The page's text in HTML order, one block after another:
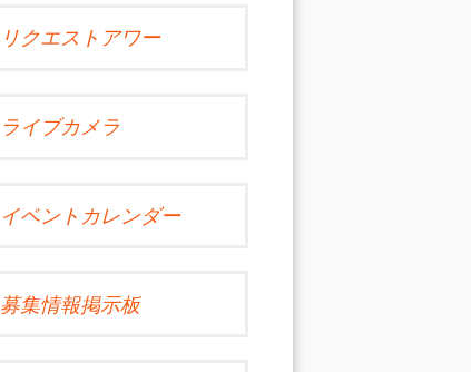
リクエストアワー
ライブカメラ
イベントカレンダー
募集情報掲示板